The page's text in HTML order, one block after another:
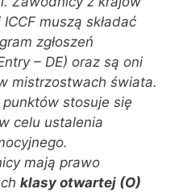
muszą składać
zgłoszeń
– DE) oraz są oni
mistrzostwach świata.
stosuje się
celu ustalenia
mają prawo
klasy otwartej (O)